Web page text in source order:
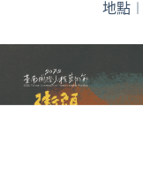
地點